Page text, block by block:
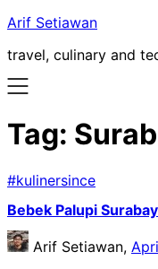
Arif Setiawan
travel, culinary and
Tag:
#kulinersince
Bebek Palupi
Arif Setiawan,